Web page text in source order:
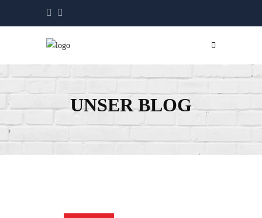
UNSER BLOG